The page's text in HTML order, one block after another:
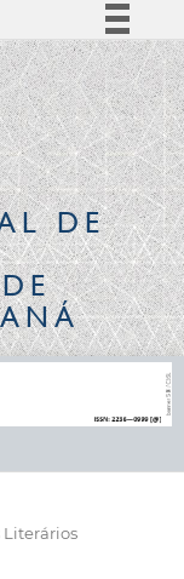
BR
à informação
CanaisDE
Literários